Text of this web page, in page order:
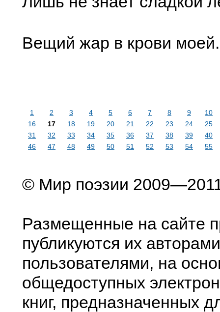
Вещий жар в крови
1 2 3 4 5 6 7 8 9
10
16
17 18 19 20 21 22 23 24
25
31
32 33 34 35 36 37 38 39
40
46
47 48 49 50 51 52 53 54 55
© Мир поэзии
Размещенные на сайте
публикуются их
пользователями, на
общедоступных
книг, предназначенных